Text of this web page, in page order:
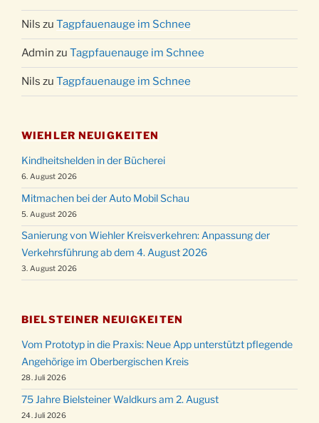
Nils zu Tagpfauenauge im Schnee
Admin zu Tagpfauenauge im Schnee
Nils zu Tagpfauenauge im Schnee
WIEHLER NEUIGKEITEN
Kindheitshelden in der Bücherei
6. August 2026
Mitmachen bei der Auto Mobil Schau
5. August 2026
Sanierung von Wiehler Kreisverkehren: Anpassung der
Verkehrsführung ab dem 4. August 2026
3. August 2026
BIELSTEINER NEUIGKEITEN
Vom Prototyp in die Praxis: Neue App unterstützt pflegende
Angehörige im Oberbergischen Kreis
28. Juli 2026
75 Jahre Bielsteiner Waldkurs am 2. August
24. Juli 2026